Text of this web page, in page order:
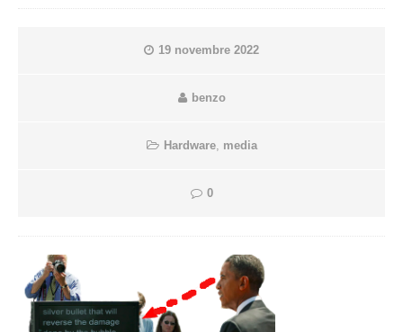
19 novembre 2022
benzo
Hardware, media
0